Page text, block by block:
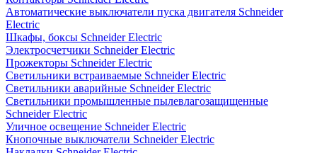
Автоматические выключатели пуска двигателя Schneider
Electric
Шкафы, боксы Schneider Electric
Электросчетчики Schneider Electric
Прожекторы Schneider Electric
Светильники встраиваемые Schneider Electric
Светильники аварийные Schneider Electric
Светильники промышленные пылевлагозащищенные
Schneider Electric
Уличное освещение Schneider Electric
Кнопочные выключатели Schneider Electric